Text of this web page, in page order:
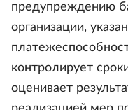
предупреждению
организации,
контролирует
оценивает